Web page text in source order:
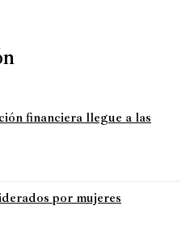
financiera llegue a las
por mujeres